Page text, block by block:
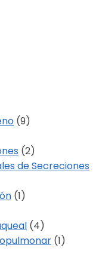
(9)
(2)
de Secreciones
(1)
(4)
(1)